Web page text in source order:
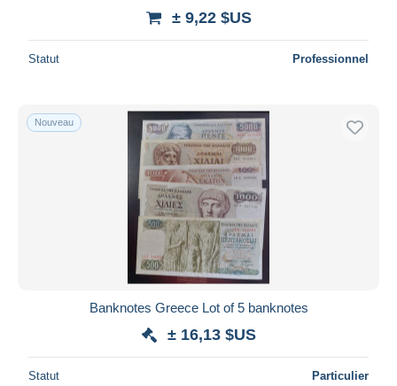
± 9,22 $US
Statut Professionnel
Nouveau
Banknotes Greece Lot of 5 banknotes
± 16,13 $US
Statut Particulier